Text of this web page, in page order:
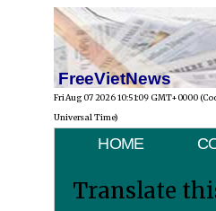
FreeVietNews
Fri Aug 07 2026 10:51:09 GMT+0000
Universal Time)
HOME
Translate